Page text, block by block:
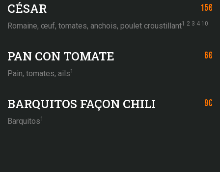
CÉSAR 15€
Romaine, œuf, tomates, anchois, poulet croustillant1 2 3 4 10
PAN CON TOMATE 6€
Pain, tomates, ails1
BARQUITOS FAÇON CHILI 9€
Barquitos1